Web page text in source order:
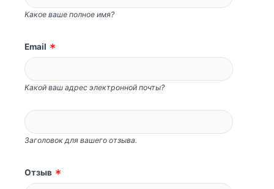
Какое ваше полное имя?
Email
Какой ваш адрес электронной почты?
Заголовок для вашего отзыва.
Отзыв